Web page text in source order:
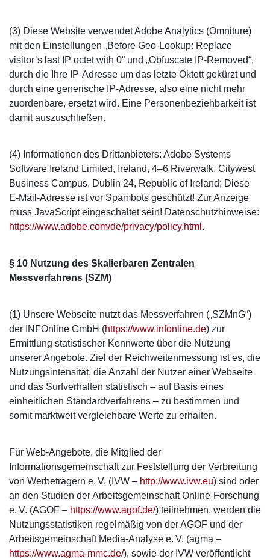
(3) Diese Website verwendet Adobe Analytics (Omniture)
mit den Einstellungen „Before Geo-Lookup: Replace
visitor’s last IP octet with 0“ und „Obfuscate IP-Removed“,
durch die Ihre IP-Adresse um das letzte Oktett gekürzt und
durch eine generische IP-Adresse, also eine nicht mehr
zuordenbare, ersetzt wird. Eine Personenbeziehbarkeit ist
damit auszuschließen.
(4) Informationen des Drittanbieters: Adobe Systems
Software Ireland Limited, Ireland, 4–6 Riverwalk, Citywest
Business Campus, Dublin 24, Republic of Ireland; Diese
E-Mail-Adresse ist vor Spambots geschützt! Zur Anzeige
muss JavaScript eingeschaltet sein! Datenschutzhinweise:
https://www.adobe.com/de/privacy/policy.html .
§ 10 Nutzung des Skalierbaren Zentralen
Messverfahrens (SZM)
(1) Unsere Webseite nutzt das Messverfahren („SZMnG“)
der INFOnline GmbH (https://www.infonline.de) zur
Ermittlung statistischer Kennwerte über die Nutzung
unserer Angebote. Ziel der Reichweitenmessung ist es, die
Nutzungsintensität, die Anzahl der Nutzer einer Webseite
und das Surfverhalten statistisch – auf Basis eines
einheitlichen Standardverfahrens – zu bestimmen und
somit marktweit vergleichbare Werte zu erhalten.
Für Web-Angebote, die Mitglied der
Informationsgemeinschaft zur Feststellung der Verbreitung
von Werbeträgern e. V. (IVW – http://www.ivw.eu) sind oder
an den Studien der Arbeitsgemeinschaft Online-Forschung
e. V. (AGOF – https://www.agof.de/) teilnehmen, werden die
Nutzungsstatistiken regelmäßig von der AGOF und der
Arbeitsgemeinschaft Media-Analyse e. V. (agma –
https://www.agma-mmc.de/), sowie der IVW veröffentlicht